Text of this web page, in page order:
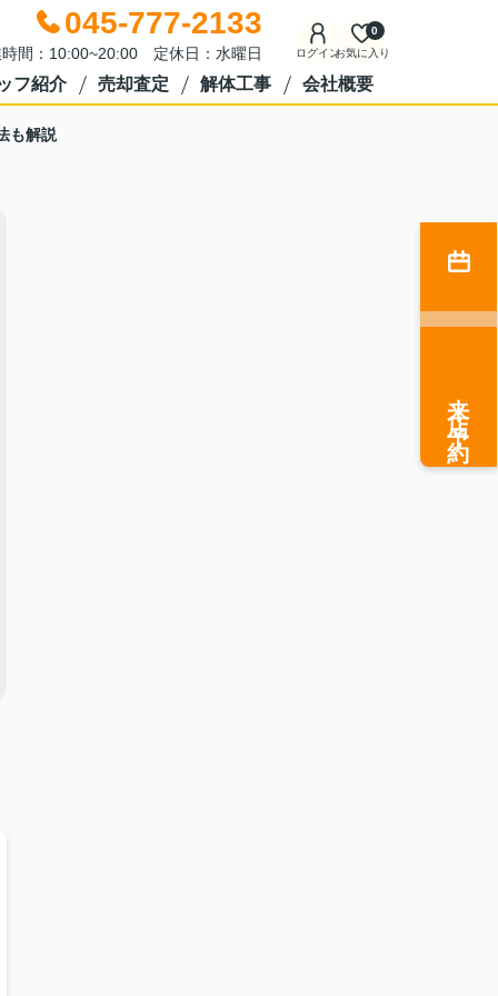
045-777-2133
時間：10:00~20:00 定休日：水曜日 ログインお気に入り
0
フ紹介 売却査定 解体工事 会社概要
も解説
来店予約